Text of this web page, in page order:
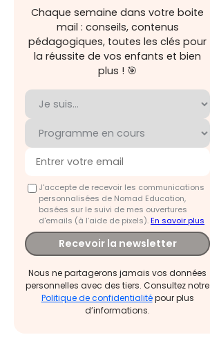
Chaque semaine dans votre boite
mail : conseils, contenus
pédagogiques, toutes les clés pour
la réussite de vos enfants et bien
plus ! 🎯
J'accepte de recevoir les communications
personnalisées de Nomad Education,
basées sur le suivi de mes ouvertures
d'emails (à l’aide de pixels).En savoir plus
Recevoir la newsletter
Nous ne partagerons jamais vos données
personnelles avec des tiers. Consultez notre
Politique de confidentialitépour plus
d’informations.